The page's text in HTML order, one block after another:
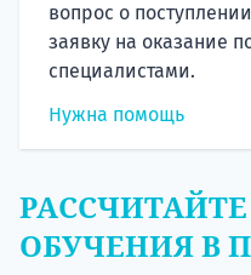
вопрос о
заявку на оказание
специалистами.
Нужна помощь
ОБУЧЕНИЯ В